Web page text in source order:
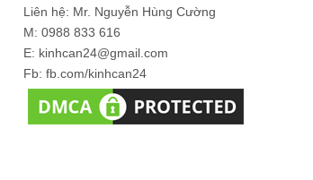
Liên hệ: Mr. Nguyễn Hùng Cường
M: 0988 833 616
E: kinhcan24@gmail.com
Fb: fb.com/kinhcan24